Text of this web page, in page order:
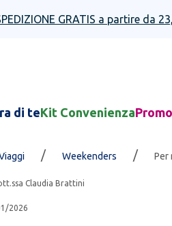
GRATIS a partire da
di teKit Convenienza
/ Weekenders / Per
Claudia Brattini
2026